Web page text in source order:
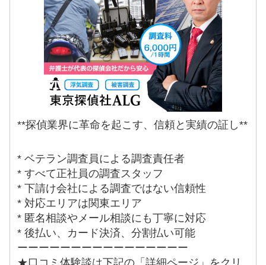
**探偵業界に革命を起こす、信頼と実績の証し**
* ベテラン調査員による調査責任者
* すべて正社員の調査スタッフ
* 下請け会社による調査ではない信頼性
* 対応エリアは関東エリア
* 匿名相談やメール相談にも丁寧に対応
* 後払い、カード決済、分割払い可能
ーーーーーーーーーーーーーーーー